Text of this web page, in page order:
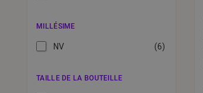
Thiénot
MILLÉSIME
NV (6)
TAILLE DE LA BOUTEILLE